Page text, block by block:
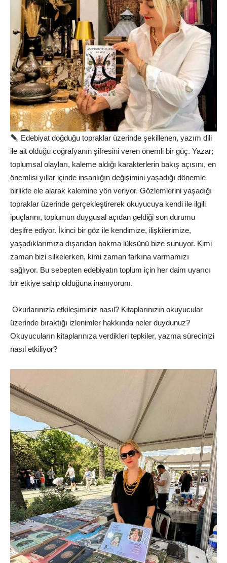
Edebiyat doğduğu topraklar üzerinde şekillenen, yazım dili
ile ait olduğu coğrafyanın şifresini veren önemli bir güç. Yazar;
toplumsal olayları, kaleme aldığı karakterlerin bakış açısını, en
önemlisi yıllar içinde insanlığın değişimini yaşadığı dönemle
birlikte ele alarak kalemine yön veriyor. Gözlemlerini yaşadığı
topraklar üzerinde gerçekleştirerek okuyucuya kendi ile ilgili
ipuçlarını, toplumun duygusal açıdan geldiği son durumu
deşifre ediyor. İkinci bir göz ile kendimize, ilişkilerimize,
yaşadıklarımıza dışarıdan bakma lüksünü bize sunuyor. Kimi
zaman bizi silkelerken, kimi zaman farkına varmamızı
sağlıyor. Bu sebepten edebiyatın toplum için her daim uyarıcı
bir etkiye sahip olduğuna inanıyorum.
Okurlarınızla etkileşiminiz nasıl? Kitaplarınızın okuyucular
üzerinde bıraktığı izlenimler hakkında neler duydunuz?
Okuyucuların kitaplarınıza verdikleri tepkiler, yazma sürecinizi
nasıl etkiliyor?